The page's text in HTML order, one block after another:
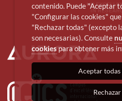
contenido. Puede "Aceptar
"Configurar las cookies"
"Rechazar todas" (excepto
son necesarias). Consulte
cookies para obtener más
Aceptar todas